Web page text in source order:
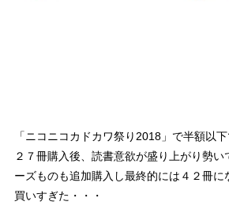
「ニコニコカドカワ祭り2018」で半額以
２７冊購入後、読書意欲が盛り上がり勢い
ーズものも追加購入し最終的には４２冊に
買いすぎた・・・